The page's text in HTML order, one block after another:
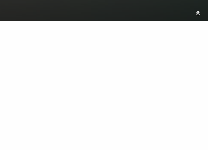
©